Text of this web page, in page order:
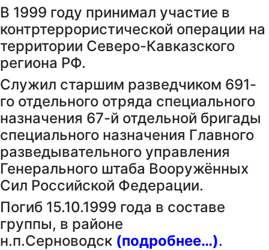
В 1999 году принимал участие в
контртеррористической операции на
территории Северо-Кавказского
региона РФ.
Служил старшим разведчиком 691-
го отдельного отряда специального
назначения 67-й отдельной бригады
специального назначения Главного
разведывательного управления
Генерального штаба Вооружённых
Сил Российской Федерации.
Погиб 15.10.1999 года в составе
группы, в районе
н.п.Серноводск (подробнее…).